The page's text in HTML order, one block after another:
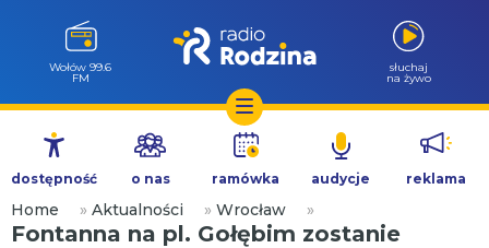
Przejdź
treści
Wołów 99.6
FM
słuchaj
na żywo
dostępność o nas ramówka audycje reklama
Home » Aktualności » Wrocław »
Fontanna na pl. Gołębim zostanie